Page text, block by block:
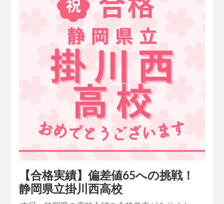
【合格実績】偏差値65への挑戦！
静岡県立掛川西高校